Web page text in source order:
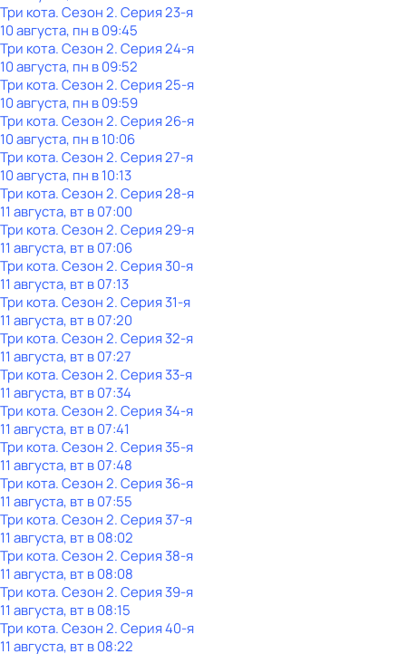
Три кота. Сезон 2. Серия 23-я
10 августа, пн в 09:45
Три кота. Сезон 2. Серия 24-я
10 августа, пн в 09:52
Три кота. Сезон 2. Серия 25-я
10 августа, пн в 09:59
Три кота. Сезон 2. Серия 26-я
10 августа, пн в 10:06
Три кота. Сезон 2. Серия 27-я
10 августа, пн в 10:13
Три кота. Сезон 2. Серия 28-я
11 августа, вт в 07:00
Три кота. Сезон 2. Серия 29-я
11 августа, вт в 07:06
Три кота. Сезон 2. Серия 30-я
11 августа, вт в 07:13
Три кота. Сезон 2. Серия 31-я
11 августа, вт в 07:20
Три кота. Сезон 2. Серия 32-я
11 августа, вт в 07:27
Три кота. Сезон 2. Серия 33-я
11 августа, вт в 07:34
Три кота. Сезон 2. Серия 34-я
11 августа, вт в 07:41
Три кота. Сезон 2. Серия 35-я
11 августа, вт в 07:48
Три кота. Сезон 2. Серия 36-я
11 августа, вт в 07:55
Три кота. Сезон 2. Серия 37-я
11 августа, вт в 08:02
Три кота. Сезон 2. Серия 38-я
11 августа, вт в 08:08
Три кота. Сезон 2. Серия 39-я
11 августа, вт в 08:15
Три кота. Сезон 2. Серия 40-я
11 августа, вт в 08:22